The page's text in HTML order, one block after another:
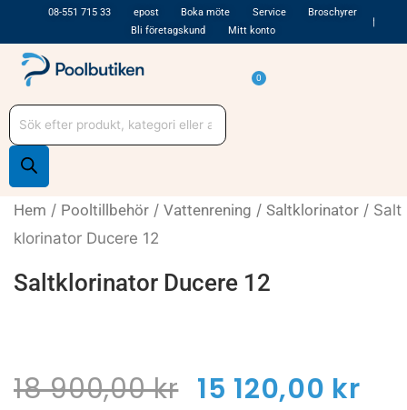
till
innehåll
08-551 715 33 epost Boka möte Service
Broschyrer
Bli företagskund
Mitt konto
0
Varukorg
Produktsökning
Hem / Pooltillbehör / Vattenrening / Saltklorinator / Salt
klorinator Ducere 12
Saltklorinator Ducere 12
18 900,00kr Det
15 120,00 krDet